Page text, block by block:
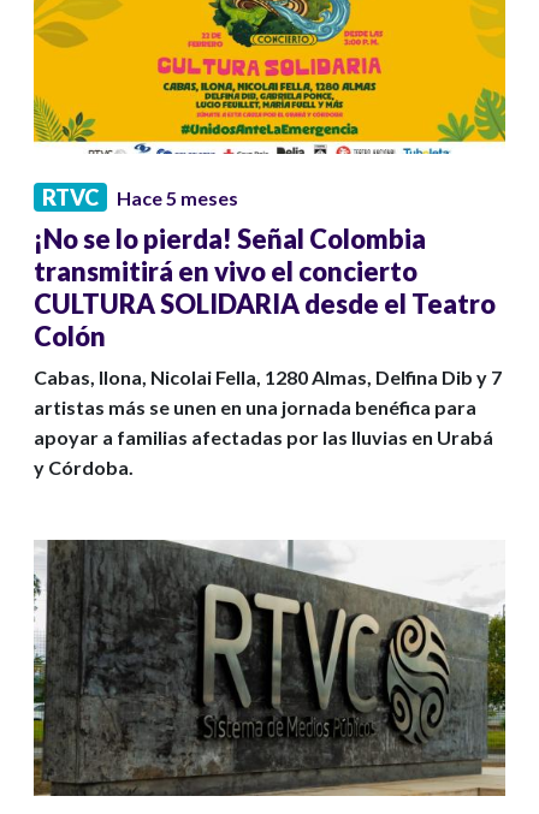
RTVC Hace 5 meses
¡No se lo pierda! Señal Colombia
transmitirá en vivo el concierto
CULTURA SOLIDARIA desde el Teatro
Colón
Cabas, Ilona, Nicolai Fella, 1280 Almas, Delfina Dib y 7
artistas más se unen en una jornada benéfica para
apoyar a familias afectadas por las lluvias en Urabá
y Córdoba.